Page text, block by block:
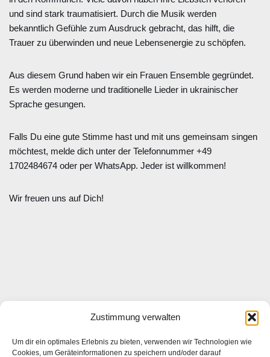
Zustimmung verwalten
Um dir ein optimales Erlebnis zu bieten, verwenden wir Technologien wie
Cookies, um Geräteinformationen zu speichern und/oder darauf
und sind stark traumatisiert. Durch die Musik werden
bekanntlich Gefühle zum Ausdruck gebracht, das hilft, die
Trauer zu überwinden und neue Lebensenergie zu schöpfen.
Aus diesem Grund haben wir ein Frauen Ensemble gegründet.
Es werden moderne und traditionelle Lieder in ukrainischer
Sprache gesungen.
Falls Du eine gute Stimme hast und mit uns gemeinsam singen
möchtest, melde dich unter der Telefonnummer +49
1702484674 oder per WhatsApp. Jeder ist willkommen!
Wir freuen uns auf Dich!